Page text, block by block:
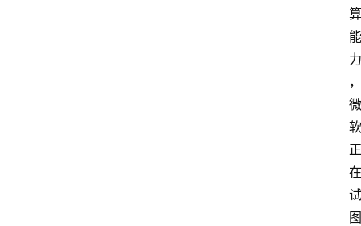
算
能
力
，
微
软
正
在
试
图